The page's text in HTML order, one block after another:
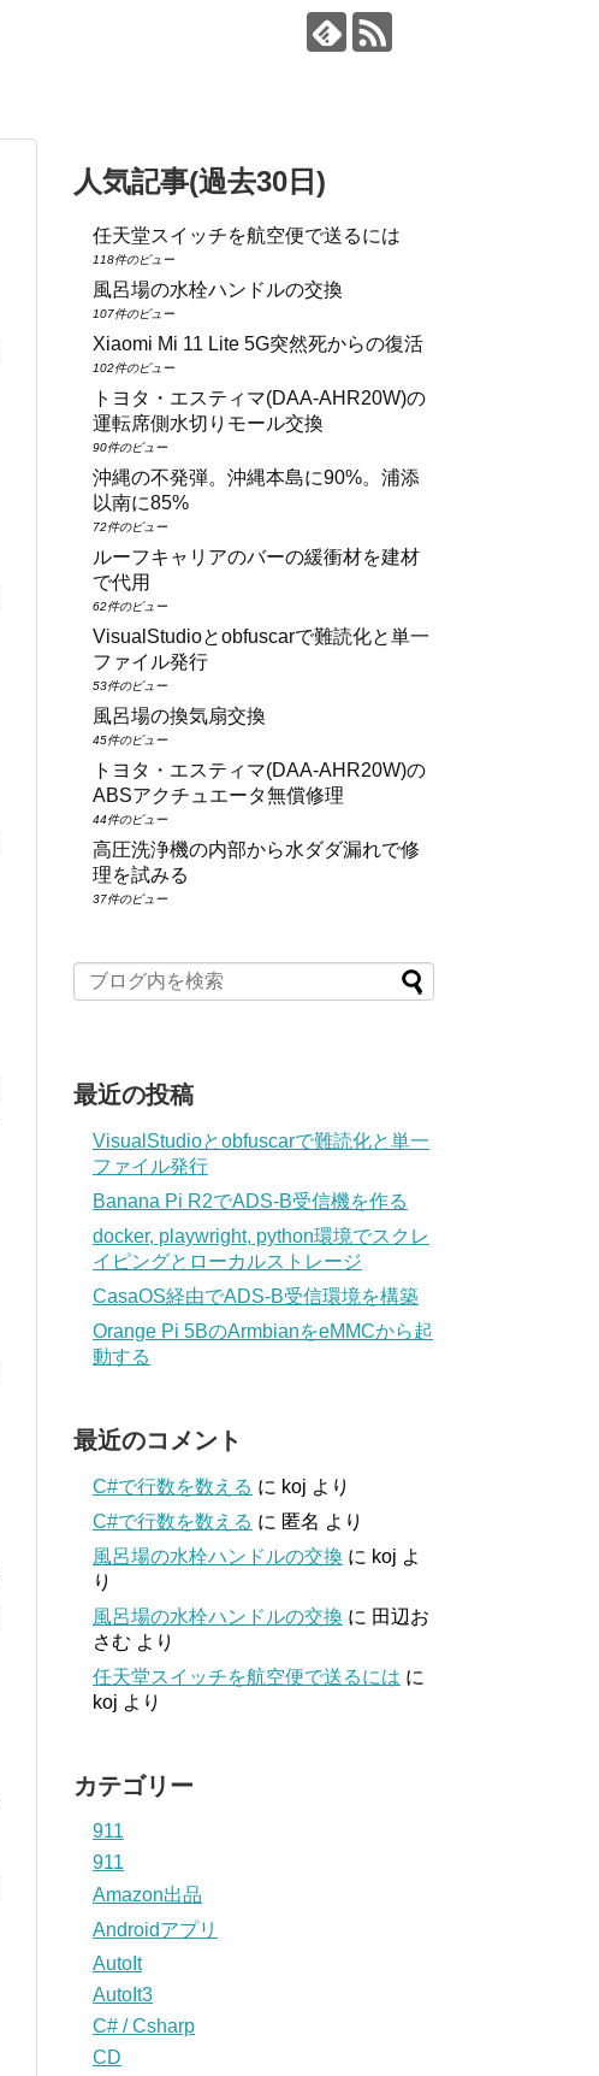
人気記事(過去30日)
任天堂スイッチを航空便で送るには
118件のビュー
風呂場の水栓ハンドルの交換
107件のビュー
Xiaomi Mi 11 Lite 5G突然死からの復活
102件のビュー
トヨタ・エスティマ(DAA‑AHR20W)の
運転席側水切りモール交換
90件のビュー
沖縄の不発弾。沖縄本島に90%。浦添
以南に85%
72件のビュー
ルーフキャリアのバーの緩衝材を建材
で代用
62件のビュー
VisualStudioとobfuscarで難読化と単一
ファイル発行
53件のビュー
風呂場の換気扇交換
45件のビュー
トヨタ・エスティマ(DAA‑AHR20W)の
ABSアクチュエータ無償修理
44件のビュー
高圧洗浄機の内部から水ダダ漏れで修
理を試みる
37件のビュー
最近の投稿
VisualStudioとobfuscarで難読化と単一
ファイル発行
Banana Pi R2でADS-B受信機を作る
docker, playwright, python環境でスクレ
イピングとローカルストレージ
CasaOS経由でADS-B受信環境を構築
Orange Pi 5BのArmbianをeMMCから起
動する
最近のコメント
C#で行数を数える に koj より
C#で行数を数える に 匿名 より
風呂場の水栓ハンドルの交換 に koj よ
り
風呂場の水栓ハンドルの交換 に 田辺お
さむ より
任天堂スイッチを航空便で送るには に
koj より
カテゴリー
911
911
Amazon出品
Androidアプリ
AutoIt
AutoIt3
C# / Csharp
CD